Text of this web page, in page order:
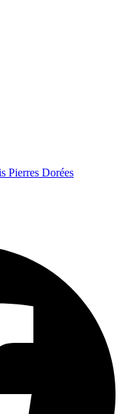
Pierres Dorées